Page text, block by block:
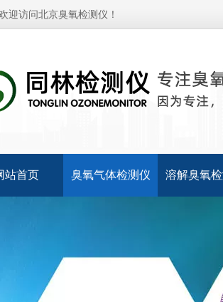
迎访问北京臭氧检测仪！
站首页 臭氧气体检测仪 溶解臭氧